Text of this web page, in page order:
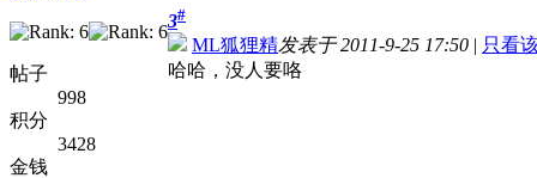
帖子
998
积分
3428
金钱
3#
ML狐狸精发表于 2011-9-25 17:50 | 只看
哈哈，没人要咯